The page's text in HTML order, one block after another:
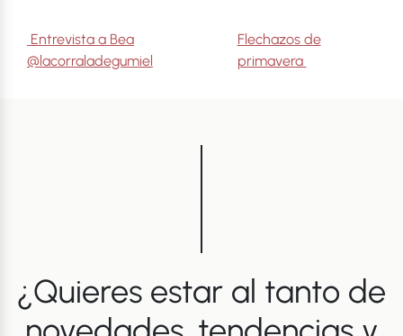
Navegación de entradas
Entrevista a Bea
@lacorraladegumiel
Flechazos de
primavera
¿Quieres estar al tanto de